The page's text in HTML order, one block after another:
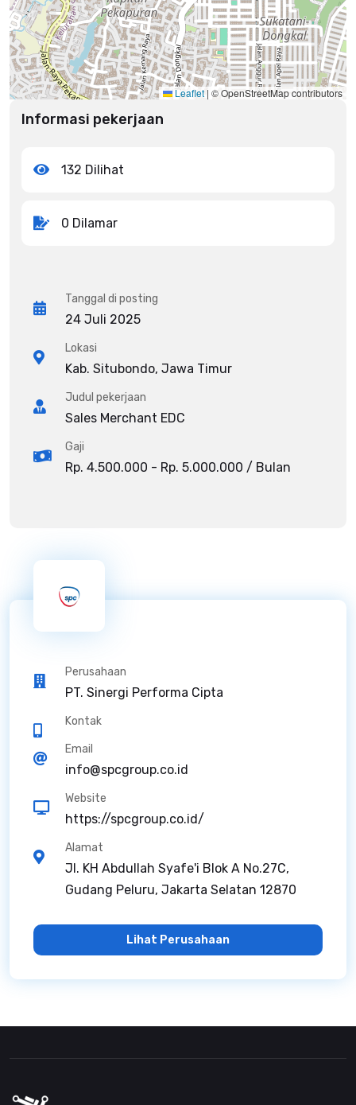
Leaflet | © OpenStreetMap contributors
Informasi pekerjaan
132 Dilihat
0 Dilamar
Tanggal di posting
24 Juli 2025
Lokasi
Kab. Situbondo, Jawa Timur
Judul pekerjaan
Sales Merchant EDC
Gaji
Rp. 4.500.000 - Rp. 5.000.000 / Bulan
Perusahaan
PT. Sinergi Performa Cipta
Kontak
Email
info@spcgroup.co.id
Website
https://spcgroup.co.id/
Alamat
Jl. KH Abdullah Syafe'i Blok A No.27C,
Gudang Peluru, Jakarta Selatan 12870
Lihat Perusahaan